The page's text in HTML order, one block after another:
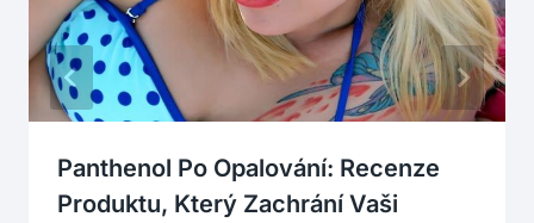
Panthenol Po Opalování: Recenze
Produktu, Který Zachrání Vaši